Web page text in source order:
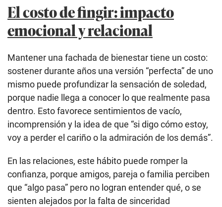
El costo de fingir: impacto
emocional y relacional
Mantener una fachada de bienestar tiene un costo:
sostener durante años una versión “perfecta” de uno
mismo puede profundizar la sensación de soledad,
porque nadie llega a conocer lo que realmente pasa
dentro. Esto favorece sentimientos de vacío,
incomprensión y la idea de que “si digo cómo estoy,
voy a perder el cariño o la admiración de los demás”.
En las relaciones, este hábito puede romper la
confianza, porque amigos, pareja o familia perciben
que “algo pasa” pero no logran entender qué, o se
sienten alejados por la falta de sinceridad